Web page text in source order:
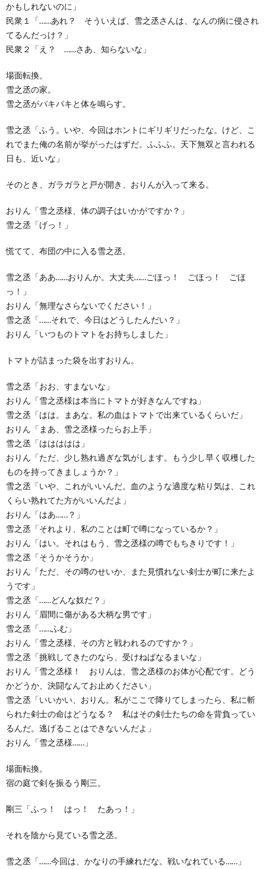
かもしれないのに」
民衆１「……あれ？ そういえば、雪之丞さんは、なんの病に侵され
てるんだっけ？」
民衆２「え？ ……さあ、知らないな」
場面転換。
雪之丞の家。
雪之丞がパキパキと体を鳴らす。
雪之丞「ふう。いや、今回はホントにギリギリだったな。けど、こ
れでまた俺の名前が挙がったはずだ。ふふふ。天下無双と言われる
日も、近いな」
そのとき、ガラガラと戸が開き、おりんが入って来る。
おりん「雪之丞様、体の調子はいかがですか？」
雪之丞「げっ！」
慌てて、布団の中に入る雪之丞。
雪之丞「ああ……おりんか。大丈夫……ごほっ！ ごほっ！ ごほ
っ！」
おりん「無理なさらないでください！」
雪之丞「……それで、今日はどうしたんだい？」
おりん「いつものトマトをお持ちしました」
トマトが詰まった袋を出すおりん。
雪之丞「おお、すまないな」
おりん「雪之丞様は本当にトマトが好きなんですね」
雪之丞「はは。まあな。私の血はトマトで出来ているくらいだ」
おりん「まあ、雪之丞様ったらお上手」
雪之丞「ははははは」
おりん「ただ、少し熟れ過ぎな気がします。もう少し早く収穫した
ものを持ってきましょうか？」
雪之丞「いや、これがいいんだ。血のような適度な粘り気は、これ
くらい熟れてた方がいいんだよ」
おりん「はあ……？」
雪之丞「それより、私のことは町で噂になっているか？」
おりん「はい。それはもう、雪之丞様の噂でもちきりです！」
雪之丞「そうかそうか」
おりん「ただ、その噂のせいか、また見慣れない剣士が町に来たよ
うです」
雪之丞「……どんな奴だ？」
おりん「眉間に傷がある大柄な男です」
雪之丞「……ふむ」
おりん「雪之丞様、その方と戦われるのですか？」
雪之丞「挑戦してきたのなら、受けねばなるまいな」
おりん「雪之丞様！ おりんは、雪之丞様のお体が心配です。どう
かどうか、決闘なんてお止めください」
雪之丞「いいかい、おりん。私がここで降りてしまったら、私に斬
られた剣士の命はどうなる？ 私はその剣士たちの命を背負ってい
るんだ。逃げることはできないんだよ」
おりん「雪之丞様……」
場面転換。
宿の庭で剣を振るう剛三。
剛三「ふっ！ はっ！ たあっ！」
それを陰から見ている雪之丞。
雪之丞「……今回は、かなりの手練れだな。戦いなれている……」